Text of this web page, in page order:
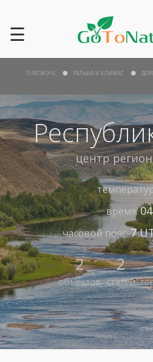
☰
центр
время:
часовой пояс:7
2
объектов
2
статей
О РЕГИОНЕ РЕЛЬЕФ И КЛИМАТ